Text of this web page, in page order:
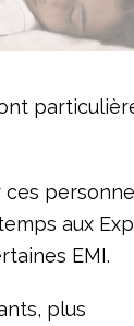
aux
EMI.
plus